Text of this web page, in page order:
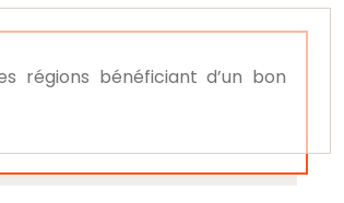
régions bénéficiant d’un bon